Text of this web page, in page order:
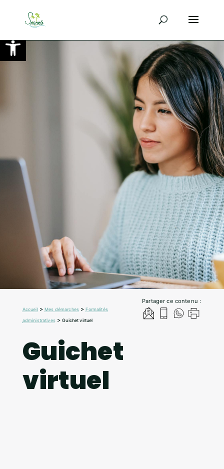
Ouvrir la barre d’outils
Partager ce contenu :
Accueil>Mes démarches >Formalités
administratives>Guichet virtuel
Guichet
virtuel